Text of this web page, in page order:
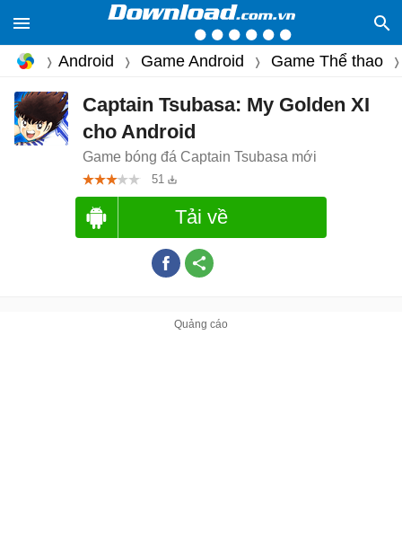
Android Game Android Game Thể thao
Captain Tsubasa: My Golden XI
cho Android
Game bóng đá Captain Tsubasa mới
51
Tải về